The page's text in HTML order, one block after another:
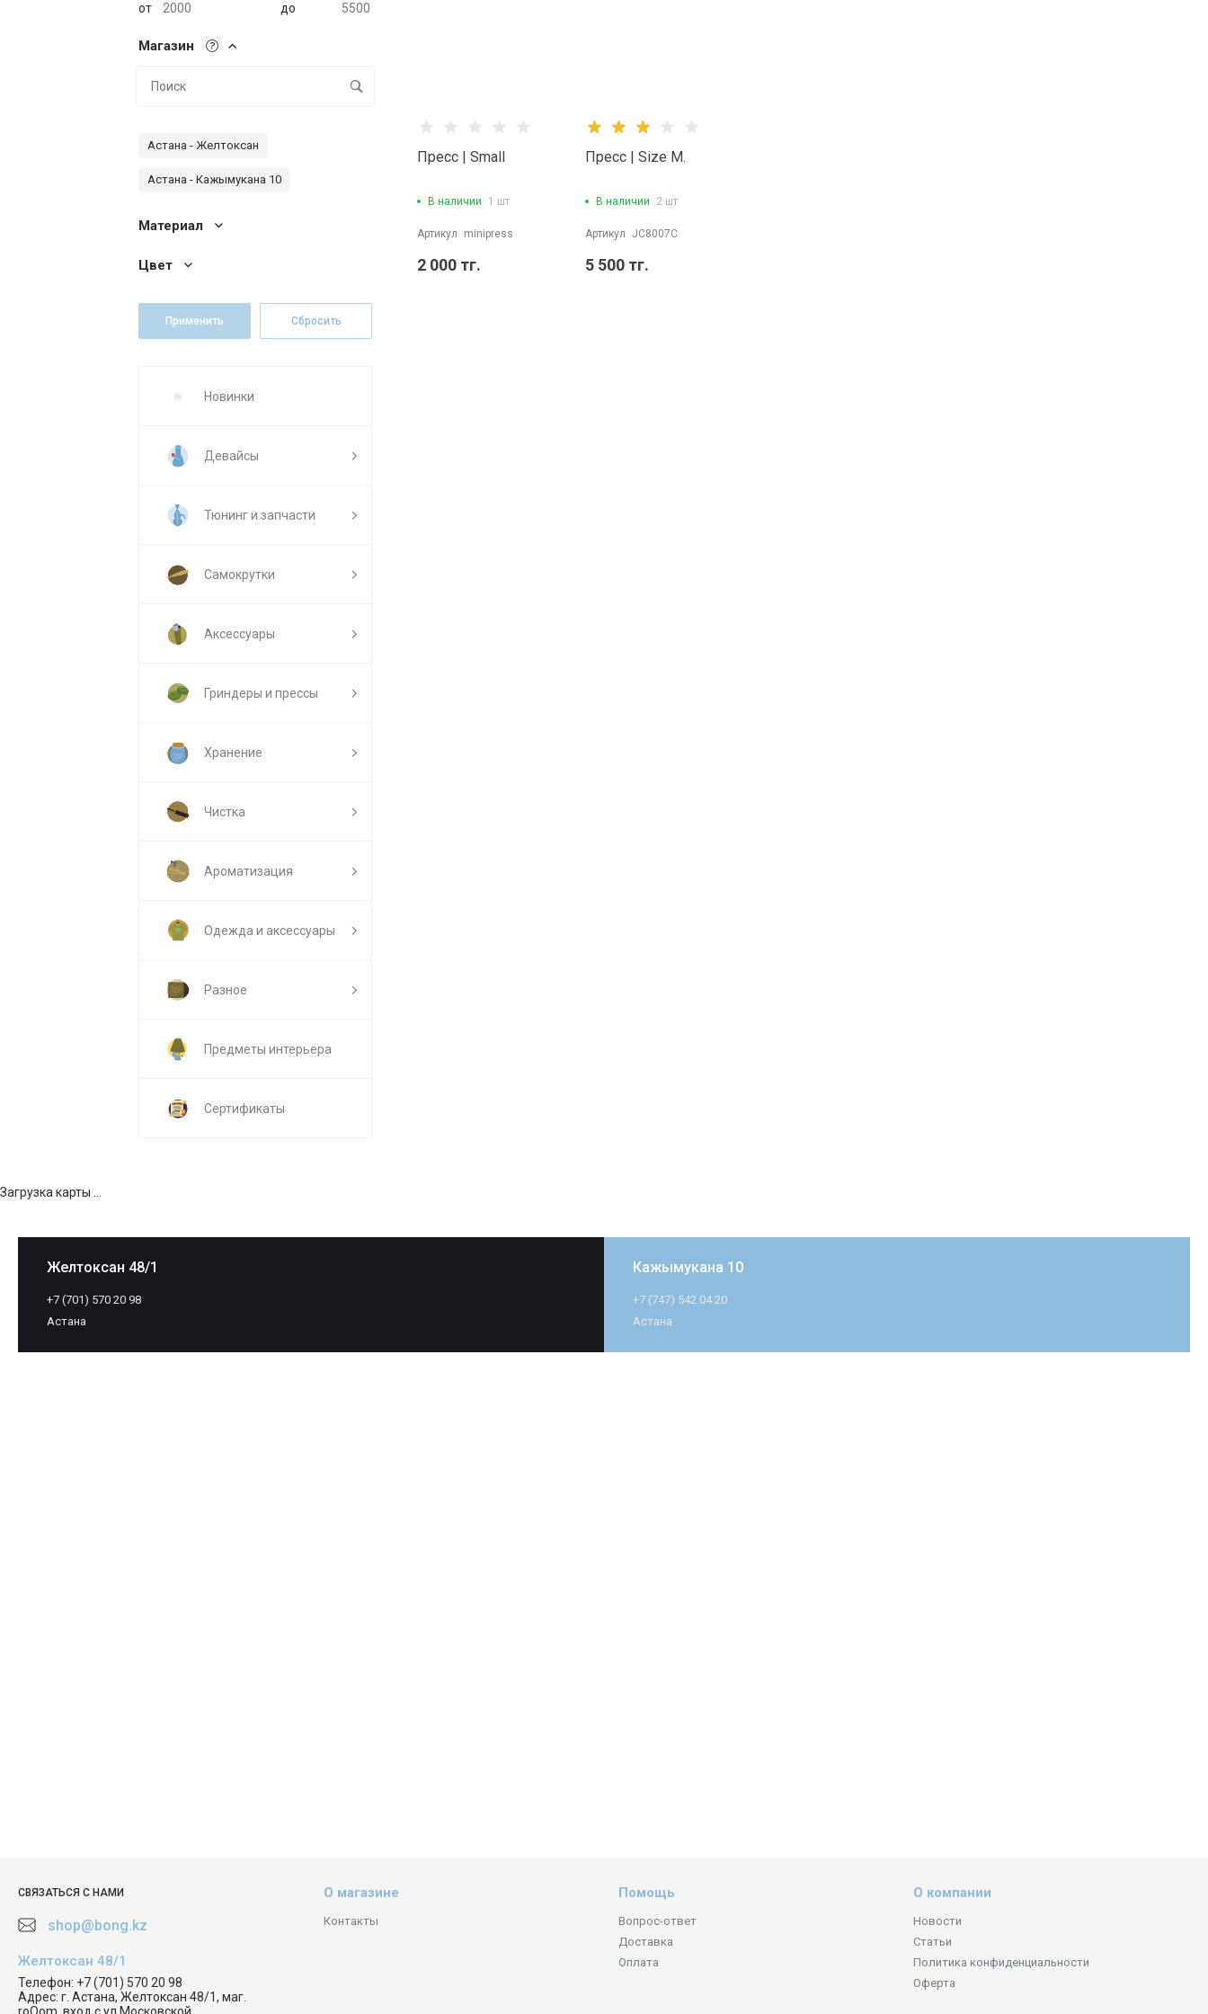
от до
Магазин
Астана - Желтоксан
Астана - Кажымукана 10
Материал
Цвет
Новинки
Девайсы
Тюнинг и запчасти
Самокрутки
Аксессуары
Гриндеры и прессы
Хранение
Чистка
Ароматизация
Одежда и аксессуары
Разное
Предметы интерьера
Сертификаты
Пресс | Small
В наличии 1 шт
Артикул minipress
2 000 тг.
Пресс | Size M.
В наличии 2 шт
Артикул JC8007C
5 500 тг.
Желтоксан 48/1
+7 (701) 570 20 98
Астана
Кажымукана 10
+7 (747) 542 04 20
Астана
Загрузка карты ...
СВЯЗАТЬСЯ С НАМИ
shop@bong.kz
Желтоксан 48/1
Телефон: +7 (701) 570 20 98
Адрес: г. Астана, Желтоксан 48/1, маг.
О магазине
Контакты
Помощь
Вопрос-ответ
Доставка
Оплата
О компании
Новости
Статьи
Политика конфиденциальности
Оферта